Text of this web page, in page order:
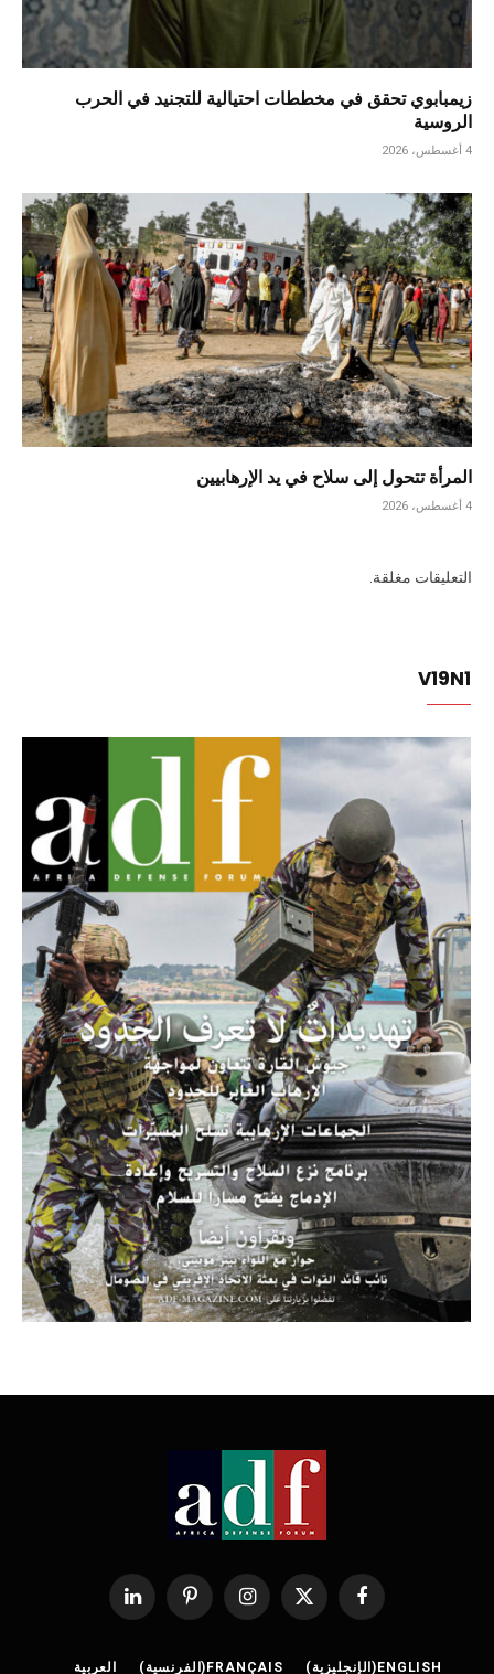
زيمبابوي تحقق في مخططات احتيالية للتجنيد في الحرب
الروسية
4 أغسطس، 2026
المرأة تتحول إلى سلاح في يد الإرهابيين
4 أغسطس، 2026
التعليقات مغلقة.
V19N1
فيسبوك
X
الانستغرامبينتيريستلينكدإن
ENGLISH
(الإنجليزية)
FRANÇAIS
(الفرنسية) العربية